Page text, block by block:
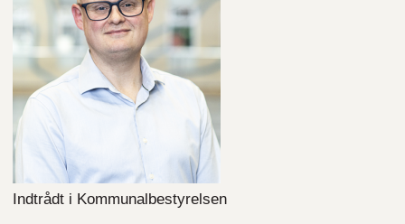
Indtrådt i Kommunalbestyrelsen